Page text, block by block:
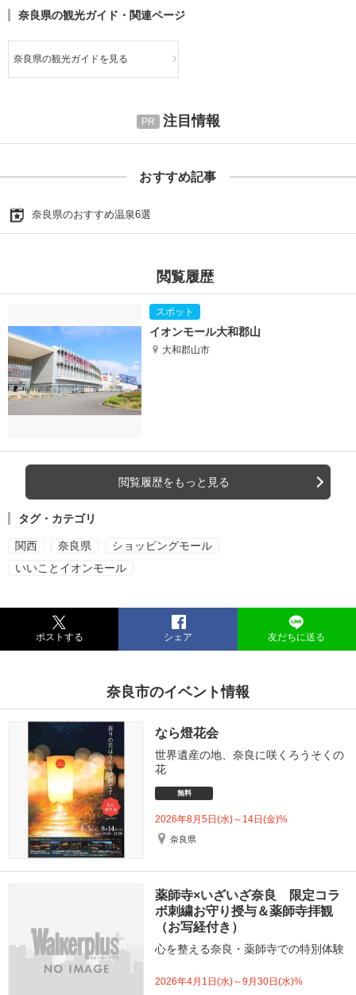
奈良県の観光ガイド・関連ページ
奈良県の観光ガイドを見る
注目情報
おすすめ記事
奈良県のおすすめ温泉6選
閲覧履歴
イオンモール大和郡山
大和郡山市
閲覧履歴をもっと見る
タグ・カテゴリ
関西 奈良県
ショッピングモール
いいことイオンモール
ポストする シェア 友だちに送る
奈良市のイベント情報
なら燈花会
世界遺産の地、奈良に咲くろうそくの
花
無料
2026年8月5日(水)～14日(金)%
奈良県
薬師寺×いざいざ奈良 限定コラ
ボ刺繍お守り授与＆薬師寺拝観
（お写経付き）
心を整える奈良・薬師寺での特別体験
2026年4月1日(水)～9月30日(水)%